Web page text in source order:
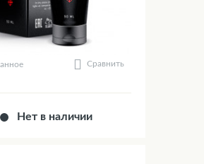
Сравнить
Нет в наличии